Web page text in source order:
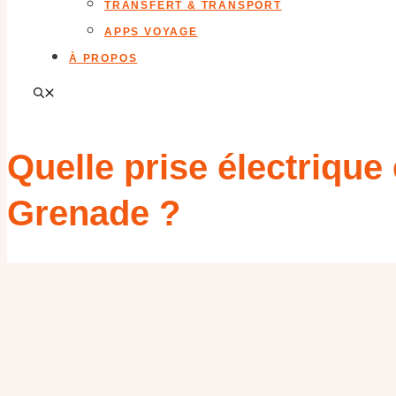
TRANSFERT & TRANSPORT
APPS VOYAGE
À PROPOS
Quelle prise électrique
Grenade ?